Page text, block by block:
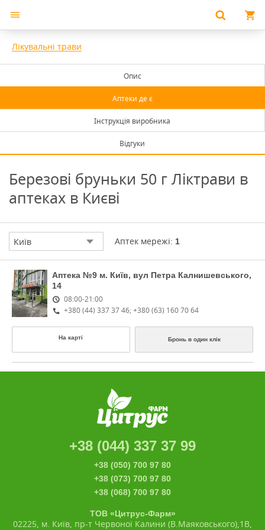
Лікувальні трави
Опис
Аптеки де є
Інструкція виробника
Відгуки
Березові бруньки 50 г Ліктрави в
аптеках в Києві
Київ Аптек мережі: 1
Аптека №9 м. Київ, вул Петра Калнишевського,
14
08:00-21:00
+380 (44) 337 37 46; +380 (63) 160 70 64
На карті Бронь в один клік
+38 (044) 337 37 99
+38 (050) 700 97 80
+38 (073) 700 97 80
+38 (068) 700 97 80
ТОВ «Цитрус-Фарм»
02225, м. Київ, пр-т Червоної Калини (В.Маяковського),1В,